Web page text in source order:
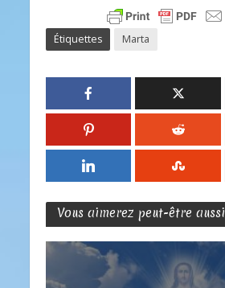
Étiquettes Marta
Vous aimerez peut-être aussi